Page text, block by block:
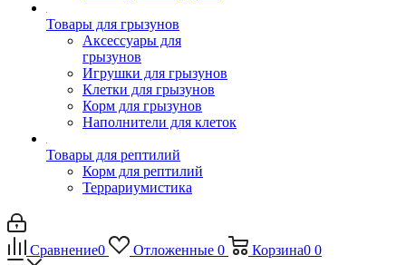
Товары для грызунов
Аксессуары для
грызунов
Игрушки для грызунов
Клетки для грызунов
Корм для грызунов
Наполнители для клеток
Товары для рептилий
Корм для рептилий
Террариумистика
Сравнение0 Отложенные 0 Корзина0 0